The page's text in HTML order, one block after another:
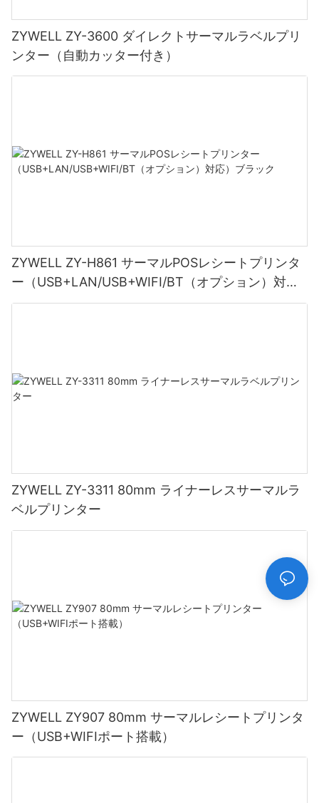
ZYWELL ZY-3600 ダイレクトサーマルラベルプリ
ンター（自動カッター付き）
ZYWELL ZY-H861 サーマルPOSレシートプリンタ
ー（USB+LAN/USB+WIFI/BT（オプション）対
応）ブラック
ZYWELL ZY-3311 80mm ライナーレスサーマルラ
ベルプリンター
ZYWELL ZY907 80mm サーマルレシートプリンタ
ー（USB+WIFIポート搭載）